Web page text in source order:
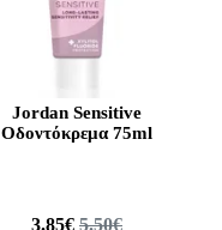
Jordan Sensitive
Οδοντόκρεμα 75ml
3.85€ 5.50€